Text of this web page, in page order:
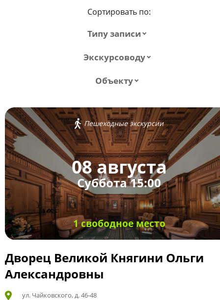
Сортировать по:
Типу записи
Экскурсоводу
Объекту
Пешеходные экскурсии
08 августа
Суббота 15:00
1 свободное место
Дворец Великой Княгини Ольги
Александровны
ул. Чайковского, д. 46-48